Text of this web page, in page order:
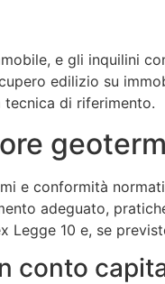
e gli inquilini
edilizio su
tecnica di riferimento.
e conformità
adeguato,
10 e, se
conto